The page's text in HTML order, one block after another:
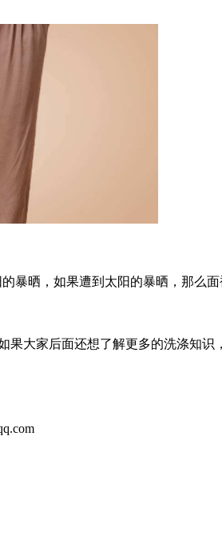
晒，如果遭到太阳的暴晒，那么面
果大家后面还想了解更多的洗涤知